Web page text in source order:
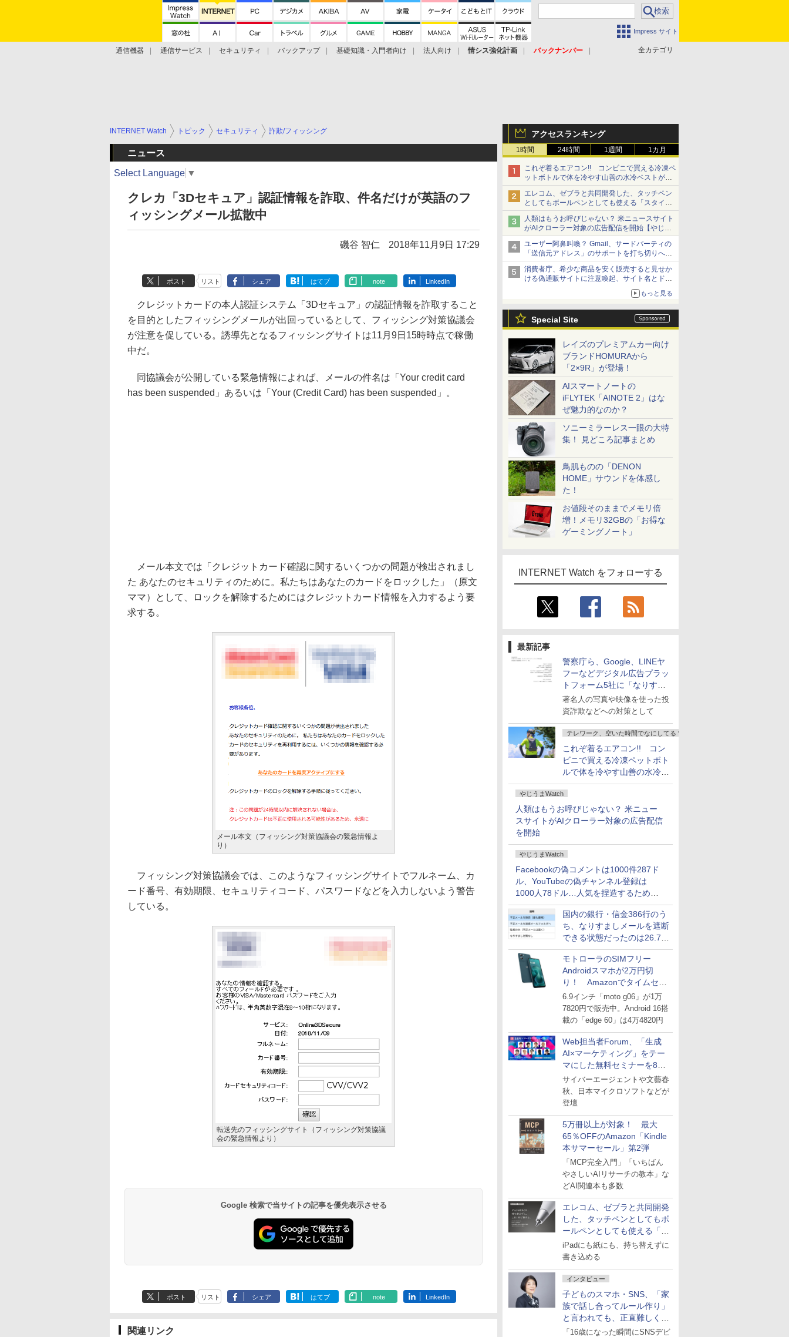
Impress サイト
全カテゴリ
通信機器 通信サービス セキュリティ バックアップ 基礎知識・入門者向け 法人向け 情シス強化計画
バックナンバー
アクセスランキング
1時間 24時間 1週間 1カ月
これぞ着るエアコン!! コンビニで買える冷凍ペ
ットボトルで体を冷やす山善の水冷ベストがロ
ードバイクにちょうどいい【ぼっち・ざ・ろー
ど！その14】【空いた時間でなにしてる？】
エレコム、ゼブラと共同開発した、タッチペン
としてもボールペンとしても使える「スタイラ
スツーウェイ」発売 iPadにも紙にも、持ち替
えずに書き込める
人類はもうお呼びじゃない？ 米ニュースサイト
がAIクローラー対象の広告配信を開始【やじう
まWatch】
ユーザー阿鼻叫喚？ Gmail、サードパーティの
「送信元アドレス」のサポートを打ち切りへ
【やじうまWatch】
消費者庁、希少な商品を安く販売すると見せか
ける偽通販サイトに注意喚起、サイト名とドメ
もっと見る
Special Site
レイズのプレミアムカー向け
ブランドHOMURAから
「2×9R」が登場！
AIスマートノートの
iFLYTEK「AINOTE 2」はな
ぜ魅力的なのか？
ソニーミラーレス一眼の大特
集！ 見どころ記事まとめ
鳥肌ものの「DENON
HOME」サウンドを体感し
た！
お値段そのままでメモリ倍
増！メモリ32GBの「お得な
ゲーミングノート」
INTERNET Watch をフォローする
最新記事
警察庁ら、Google、LINEヤ
フーなどデジタル広告プラッ
トフォーム5社に「なりすま
し詐欺広告」対策強化を要請
著名人の写真や映像を使った投
資詐欺などへの対策として
テレワーク、空いた時間でなにしてる？
これぞ着るエアコン!! コン
ビニで買える冷凍ペットボト
ルで体を冷やす山善の水冷ベ
ストがロードバイクにちょう
どいい【ぼっち・ざ・ろー
ど！その14】
やじうまWatch
人類はもうお呼びじゃない？ 米ニュー
スサイトがAIクローラー対象の広告配信
を開始
やじうまWatch
Facebookの偽コメントは1000件287ド
ル、YouTubeの偽チャンネル登録は
1000人78ドル…人気を捏造するための
価格リストが公開中
国内の銀行・信金386行のう
ち、なりすましメールを遮断
できる状態だったのは26.7％
にとどまる～GMOブランド
セキュリティ調査
モトローラのSIMフリー
Androidスマホが2万円切
り！ Amazonでタイムセー
ル
6.9インチ「moto g06」が1万
7820円で販売中。Android 16搭
載の「edge 60」は4万4820円
Web担当者Forum、「生成
AI×マーケティング」をテー
マにした無料セミナーを8月
27日にオンライン開催
サイバーエージェントや文藝春
秋、日本マイクロソフトなどが
登壇
5万冊以上が対象！ 最大
65％OFFのAmazon「Kindle
本サマーセール」第2弾
「MCP完全入門」「いちばん
やさしいAIリサーチの教本」な
どAI関連本も多数
エレコム、ゼブラと共同開発
した、タッチペンとしてもボ
ールペンとしても使える「ス
タイラスツーウェイ」発売
iPadにも紙にも、持ち替えずに
書き込める
インタビュー
子どものスマホ・SNS、「家
族で話し合ってルール作り」
と言われても、正直難しくな
いですか？
「16歳になった瞬間にSNSデビ
INTERNET Watch トピック セキュリティ 詐欺/フィッシング
ニュース
Select Language ▼
クレカ「3Dセキュア」認証情報を詐取、件名だけが英語のフ
ィッシングメール拡散中
磯谷 智仁 2018年11月9日 17:29
ポスト リスト シェア はてブ note LinkedIn
クレジットカードの本人認証システム「3Dセキュア」の認証情報を詐取すること
を目的としたフィッシングメールが出回っているとして、フィッシング対策協議会
が注意を促している。誘導先となるフィッシングサイトは11月9日15時時点で稼働
中だ。
同協議会が公開している緊急情報によれば、メールの件名は「Your credit card
has been suspended」あるいは「Your (Credit Card) has been suspended」。
メール本文では「クレジットカード確認に関するいくつかの問題が検出されまし
た あなたのセキュリティのために。私たちはあなたのカードをロックした」（原文
ママ）として、ロックを解除するためにはクレジットカード情報を入力するよう要
求する。
メール本文（フィッシング対策協議会の緊急情報よ
り）
フィッシング対策協議会では、このようなフィッシングサイトでフルネーム、カ
ード番号、有効期限、セキュリティコード、パスワードなどを入力しないよう警告
している。
転送先のフィッシングサイト（フィッシング対策協議
会の緊急情報より）
Google 検索で当サイトの記事を優先表示させる
ポスト リスト シェア はてブ note LinkedIn
関連リンク